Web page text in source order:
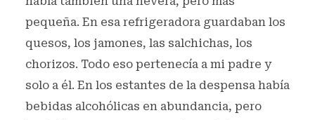
pequeña. En esa refrigeradora guardaban los
quesos, los jamones, las salchichas, los
chorizos. Todo eso pertenecía a mi padre y
solo a él. En los estantes de la despensa había
bebidas alcohólicas en abundancia, pero